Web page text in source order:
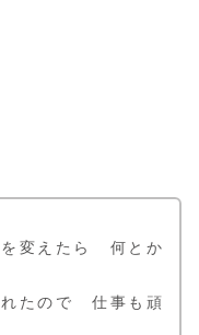
を変えたら 何とか
れたので 仕事も頑